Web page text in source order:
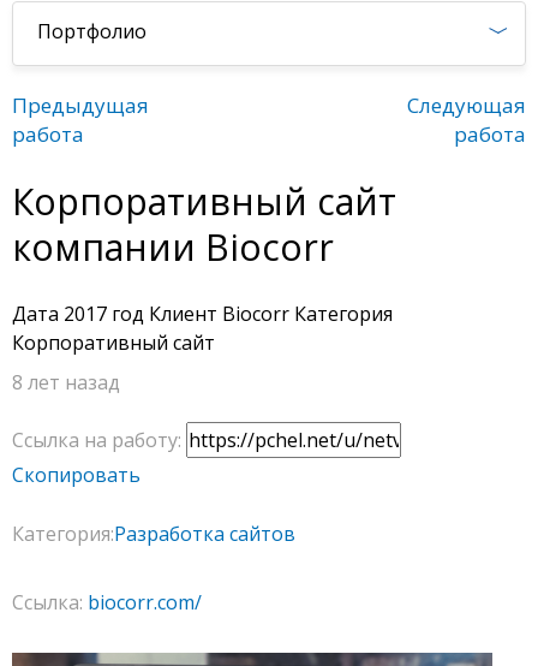
Портфолио
Предыдущая
работа
Следующая
работа
Корпоративный сайт
компании Biocorr
Дата 2017 год Клиент Biocorr Категория
Корпоративный сайт
8 лет назад
Ссылка на работу:
Скопировать
Категория:Разработка сайтов
Ссылка: biocorr.com/